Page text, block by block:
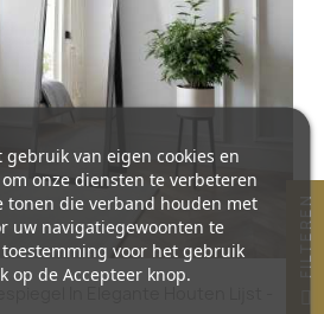
gebruik van eigen cookies en
onze diensten te verbeteren
tonen die verband houden met
uw navigatiegewoonten te
voor het gebruik
op de Accepteer knop.
N